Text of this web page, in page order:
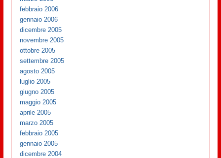
febbraio 2006
gennaio 2006
dicembre 2005
novembre 2005
ottobre 2005
settembre 2005
agosto 2005
luglio 2005
giugno 2005
maggio 2005
aprile 2005
marzo 2005
febbraio 2005
gennaio 2005
dicembre 2004